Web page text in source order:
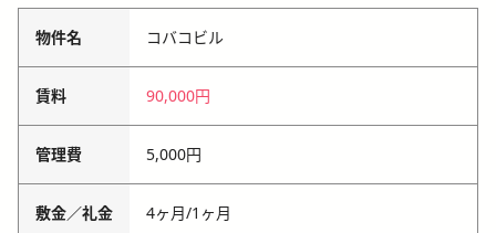
物件名 コバコビル
賃料 90,000円
管理費 5,000円
敷金／礼金 4ヶ月/1ヶ月